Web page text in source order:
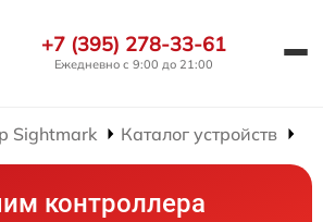
+7 (395) 278-33-61
Ежедневно с 9:00 до 21:00
Sightmark Каталог устройств
контроллера